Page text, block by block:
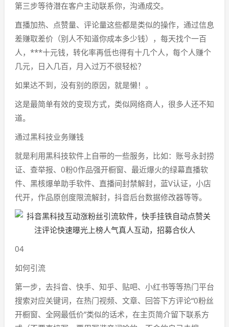
第三步等待潜在客户主动联系你，沟通成交。
直播加热、点赞量、评论量这些都是类似的操作，通过信息
差赚取差价（别人不知道你成本多少钱），每天找个一百
人，***十元钱，转化率再低也得有十几个人，每个人赚个
几元，日入几百，月入过万不很轻松？
如果达不到，没有别的原因，就是懒！。
这是最简单有效的变现方式，类似网络商人，很多人还不知
道。
通过黑科技业务赚钱
就是利用黑科技软件上自带的一些服务，比如：账号永封捞
证、查举报、0粉0作品强开橱窗、最近爆火的绿幕直播软
件、黑核爆单助手软件、直播间封禁解封，蓝V认证，小店
代开，作品原创度限流解封，抖音后台数据修改器等等。
04
如何引流
第一步，去抖音、快手、知乎、贴吧、小红书等等热门平台
搜索对应关键词，在热门视频、文章、回答下方评论“0粉丝
开橱窗、全网最低价”类似的话术，在主页简介留下联系方